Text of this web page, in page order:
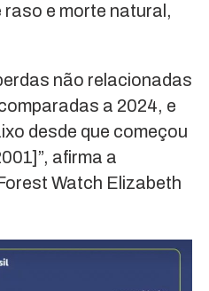
e morte natural,
não relacionadas
a 2024, e
desde que começou
afirma a
Watch Elizabeth